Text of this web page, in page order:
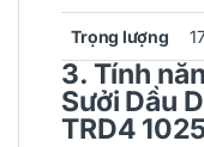
Trọng lượng
3. Tính
Sưởi Dầu
TRD4